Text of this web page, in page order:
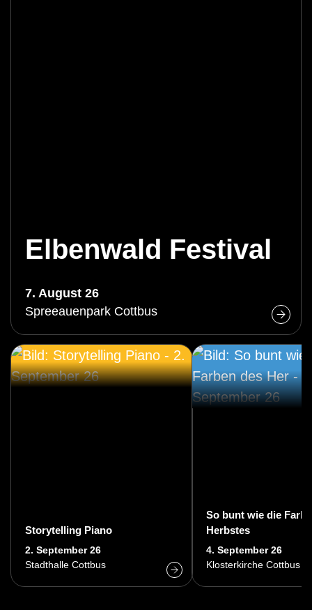
Elbenwald Festival
7. August 26
Spreeauenpark Cottbus
Storytelling Piano
2. September 26
Stadthalle Cottbus
So bunt wie die
Herbstes
4. September 26
Klosterkirche Cottbus